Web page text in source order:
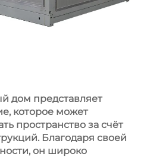
дом представляет
которое может
пространство за счёт
Благодаря своей
он широко